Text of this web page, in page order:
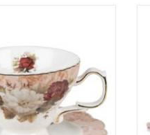
een high-tea
voor iedere high-tea
liefhebber
AAN WINKELWAGEN